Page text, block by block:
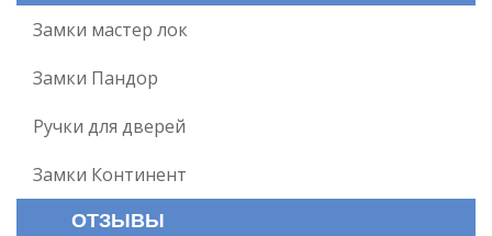
Замки мастер лок
Замки Пандор
Ручки для дверей
Замки Континент
ОТЗЫВЫ